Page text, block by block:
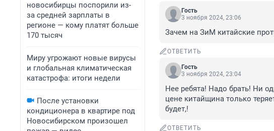
новосибирцы поспорили из-
за средней зарплаты в
регионе — кому платят больше
170 тысяч
Миру угрожают новые вирусы
и глобальная климатическая
катастрофа: итоги недели
После установки
кондиционера в квартире под
Новосибирском произошел
Гость
3 ноября 2024, 23:06
Зачем на ЗиМ китайские
ОТВЕТИТЬ
Гость
3 ноября 2024, 23:04
Нее ребята! Надо брать! Ни
цене китайщина только
будет,!
ОТВЕТИТЬ